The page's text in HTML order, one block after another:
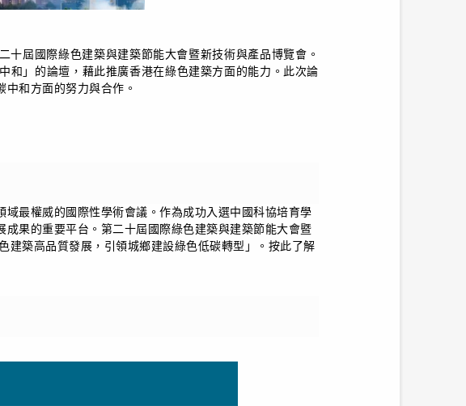
屆國際綠色建築與建築節能大會暨新技術與產品博覽會。
和」的論壇，藉此推廣香港在綠色建築方面的能力。此次論
和方面的努力與合作。
最權威的國際性學術會議。作為成功入選中國科協培育學
果的重要平台。第二十屆國際綠色建築與建築節能大會暨
築高品質發展，引領城鄉建設綠色低碳轉型」。按此了解